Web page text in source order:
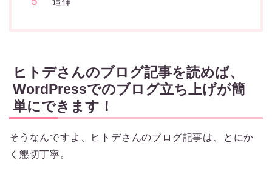
ヒトデさんのブログ記事を読めば、
WordPressでのブログ立ち上げが簡
単にできます！
そうなんですよ、ヒトデさんのブログ記事は、とにか
く懇切丁寧。